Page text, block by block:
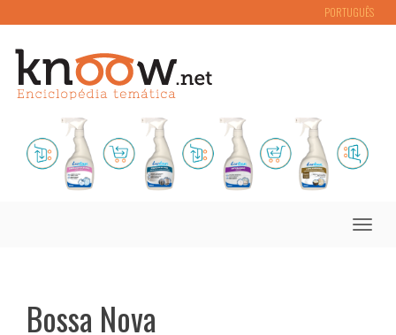
PORTUGUÊS
Toggle
Bossa Nova